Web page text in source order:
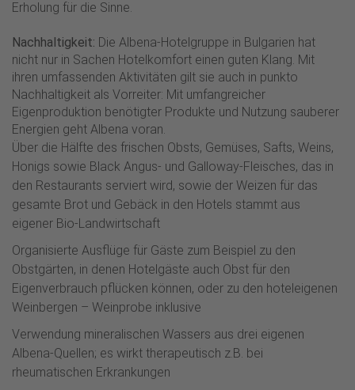
Erholung für die Sinne.
Nachhaltigkeit: Die Albena-Hotelgruppe in Bulgarien hat
nicht nur in Sachen Hotelkomfort einen guten Klang. Mit
ihren umfassenden Aktivitäten gilt sie auch in punkto
Nachhaltigkeit als Vorreiter: Mit umfangreicher
Eigenproduktion benötigter Produkte und Nutzung sauberer
Energien geht Albena voran.
Über die Hälfte des frischen Obsts, Gemüses, Safts, Weins,
Honigs sowie Black Angus- und Galloway-Fleisches, das in
den Restaurants serviert wird, sowie der Weizen für das
gesamte Brot und Gebäck in den Hotels stammt aus
eigener Bio-Landwirtschaft
Organisierte Ausflüge für Gäste zum Beispiel zu den
Obstgärten, in denen Hotelgäste auch Obst für den
Eigenverbrauch pflücken können, oder zu den hoteleigenen
Weinbergen – Weinprobe inklusive
Verwendung mineralischen Wassers aus drei eigenen
Albena-Quellen; es wirkt therapeutisch z.B. bei
rheumatischen Erkrankungen